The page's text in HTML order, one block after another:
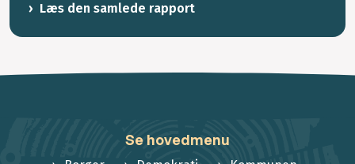
Læs den samlede rapport
Se hovedmenu